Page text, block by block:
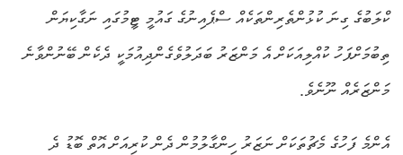
ކްލަބުގެ ގިނަ ކުޅުންތެރިންތަކެއް ސްޕެއިނުގެ ގައުމީ ޓީމުގައި ނަގާކިޔަން
ތިބުމަށްފަހު ކުއްލިއަކަށް އެ މަންޒަރު ބަދަލުވެގެންދިއުމަކީ ދެކެން ބޭނުންވާނެ
މަންޒަރެއް ނޫނެވެ.
އެންމެ ފަހުގެ މެޗުތަކަށް ނަޒަރު ހިންގާލުމުން ދެން ކުރިއަށް އޮތް ބޮޑު ދެ